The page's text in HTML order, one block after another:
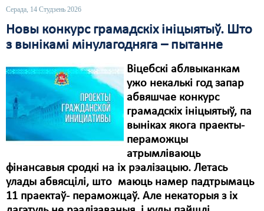
Серада, 14 Студзень 2026
Новы конкурс грамадскіх ініцыятыў. Што
з вынікамі мінулагодняга – пытанне
Віцебскі аблвыканкам
ужо некалькі год запар
абвяшчае конкурс
грамадскіх ініцыятыў, па
выніках якога праекты-
пераможцы
атрымліваюць
фінансавыя сродкі на іх рэалізацыю. Летась
улады абвясцілі, што маюць намер падтрымаць
11 праектаў- пераможцаў. Але некаторыя з іх